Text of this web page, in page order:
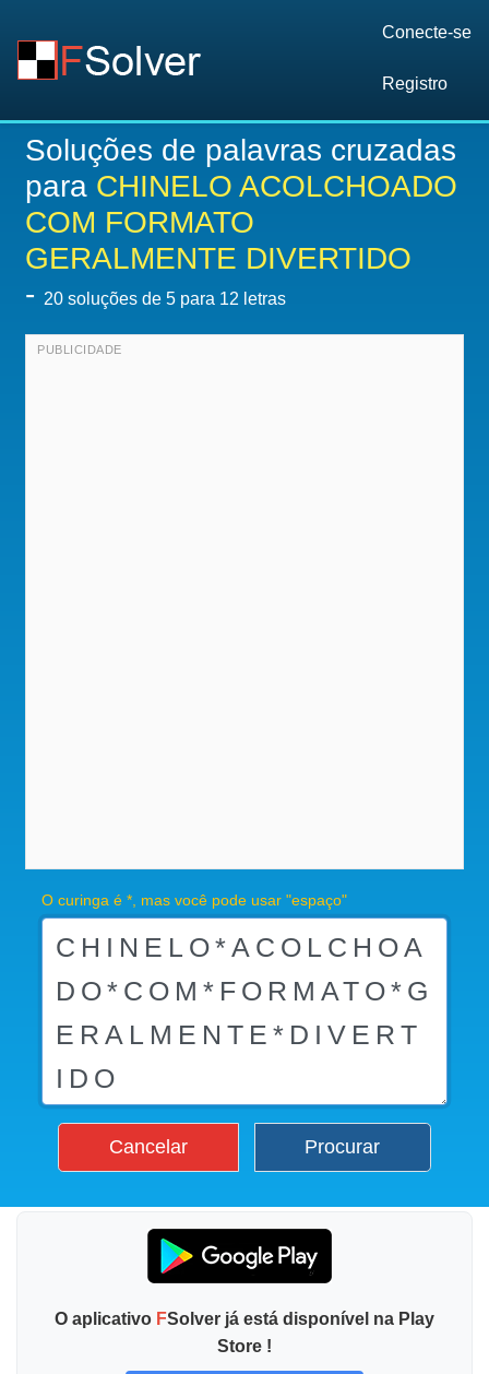
Conecte-se
Registro
Soluções de palavras cruzadas
para CHINELO ACOLCHOADO
COM FORMATO
GERALMENTE DIVERTIDO
- 20 soluções de 5 para 12 letras
O curinga é *, mas você pode usar "espaço"
Cancelar Procurar
O aplicativo FSolver já está disponível na Play
Store !